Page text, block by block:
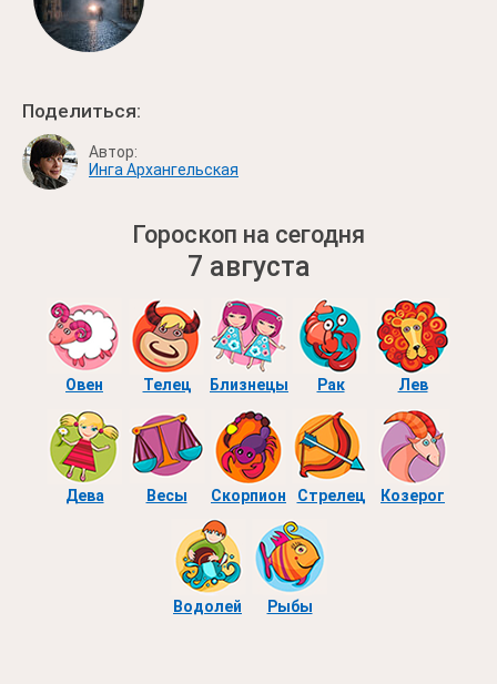
Поделиться:
Автор:
Инга Архангельская
Гороскоп на сегодня
7 августа
Овен Телец Близнецы Рак Лев
Дева Весы Скорпион Стрелец Козерог
Водолей Рыбы